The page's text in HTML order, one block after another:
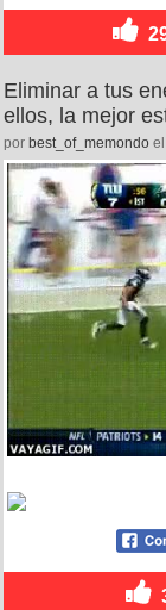
Eliminar a tus
ellos, la mejor
por best_of_memondo